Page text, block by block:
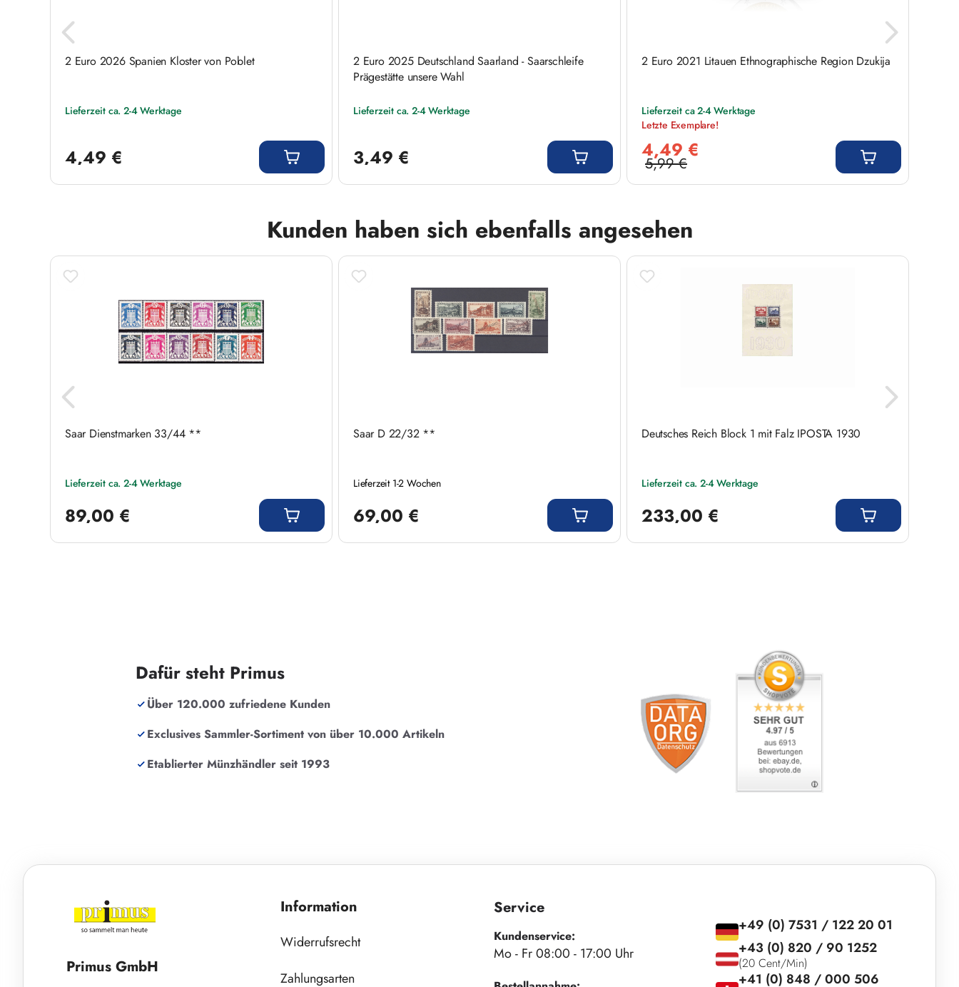
2 Euro 2026 Spanien Kloster von Poblet
Lieferzeit ca. 2-4 Werktage
4,49 €
2 Euro 2025 Deutschland Saarland - Saarschleife
Prägestätte unsere Wahl
Lieferzeit ca. 2-4 Werktage
3,49 €
2 Euro 2021 Litauen Ethnographische Region Dzukija
Lieferzeit ca 2-4 Werktage
Letzte Exemplare!
4,49 €
Regulärer Preis:
5,99 €
Kunden haben sich ebenfalls angesehen
Saar Dienstmarken 33/44 **
Lieferzeit ca. 2-4 Werktage
89,00 €
Saar D 22/32 **
Lieferzeit 1-2 Wochen
69,00 €
Deutsches Reich Block 1 mit Falz IPOSTA 1930
Lieferzeit ca. 2-4 Werktage
233,00 €
Dafür steht Primus
Über 120.000 zufriedene Kunden
Exclusives Sammler-Sortiment von über 10.000 Artikeln
Etablierter Münzhändler seit 1993
Primus GmbH
Information
Widerrufsrecht
Zahlungsarten
Service
Kundenservice:
Mo - Fr 08:00 - 17:00 Uhr
+49 (0) 7531 / 122 20 01
+43 (0) 820 / 90 1252
(20 Cent/Min)
+41 (0) 848 / 000 506